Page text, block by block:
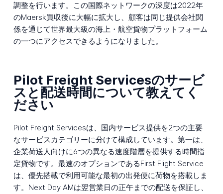
調整を行います。この国際ネットワークの深度は2022年
のMaersk買収後に大幅に拡大し、顧客は同じ提供会社関
係を通じて世界最大級の海上・航空貨物プラットフォーム
の一つにアクセスできるようになりました。
Pilot Freight Servicesのサービ
スと配送時間について教えてく
ださい
Pilot Freight Servicesは、国内サービス提供を2つの主要
なサービスカテゴリーに分けて構成しています。第一は、
企業荷送人向けに6つの異なる速度階層を提供する時間指
定貨物です。最速のオプションであるFirst Flight Service
は、優先搭載で利用可能な最初の出発便に荷物を搭載しま
す。Next Day AMは翌営業日の正午までの配送を保証し、